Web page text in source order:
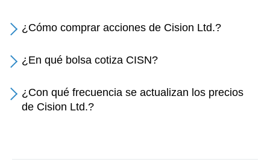
¿Cómo comprar acciones de Cision Ltd.?
¿En qué bolsa cotiza CISN?
¿Con qué frecuencia se actualizan los precios
de Cision Ltd.?